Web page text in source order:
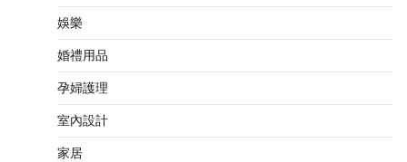
娛樂
婚禮用品
孕婦護理
室內設計
家居